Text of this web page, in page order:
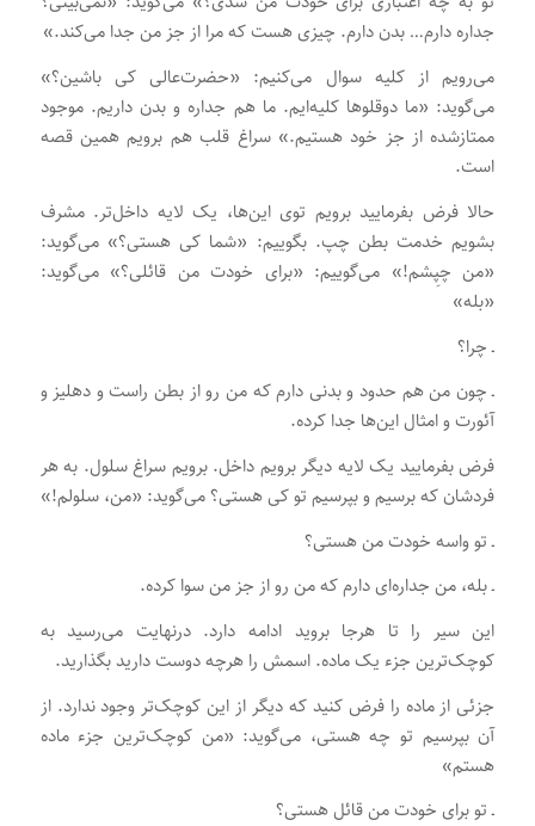
جداره دارم… بدن دارم. چیزی هست که مرا از جز من جدا می‌کند.»
می‌رویم از کلیه سوال می‌کنیم: «حضرت‌عالی کی باشین؟»
می‌گوید: «ما دوقلوها کلیه‌ایم. ما هم جداره و بدن داریم. موجود
ممتازشده از جز خود هستیم.» سراغ قلب هم برویم همین قصه
است.
حالا فرض بفرمایید برویم توی این‌ها، یک لایه داخل‌تر. مشرف
بشویم خدمت بطن چپ. بگوییم: «شما کی هستی؟» می‌گوید:
«من چپِشم!» می‌گوییم: «برای خودت من قائلی؟» می‌گوید:
«بله»
ـ چرا؟
ـ چون من هم حدود و بدنی دارم که من رو از بطن راست و دهلیز و
آئورت و امثال این‌ها جدا کرده.
فرض بفرمایید یک لایه دیگر برویم داخل. برویم سراغ سلول. به هر
فردشان که برسیم و بپرسیم تو کی هستی؟ می‌گوید: «من، سلولم!»
ـ تو واسه خودت من هستی؟
ـ بله، من جداره‌ای دارم که من رو از جز من سوا کرده.
این سیر را تا هرجا بروید ادامه دارد. درنهایت می‌رسید به
کوچک‌ترین جزء یک ماده. اسمش را هرچه دوست دارید بگذارید.
جزئی از ماده را فرض کنید که دیگر از این کوچک‌تر وجود ندارد. از
آن بپرسیم تو چه هستی، می‌گوید: «من کوچک‌ترین جزء ماده
هستم»
ـ تو برای خودت من قائل هستی؟